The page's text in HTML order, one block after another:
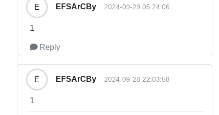
E EFSArCBy 2024-09-29 05:24:06
1
Reply
E EFSArCBy 2024-09-28 22:03:58
1